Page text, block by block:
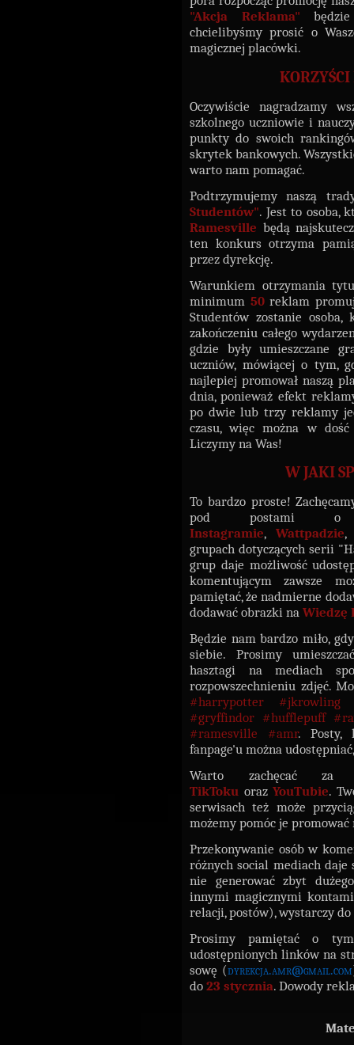
"Akcja Reklama"
chcielibyśmy prosić o
magicznej placówki.
Oczywiście nagradzamy
szkolnego uczniowie i
punkty do swoich
skrytek bankowych.
warto nam pomagać.
Podtrzymujemy naszą
Studentów". Jest to osoba,
Ramesville będą
ten konkurs otrzyma
przez dyrekcję.
Warunkiem otrzymania
minimum 50reklam
Studentów zostanie osoba,
zakończeniu całego
gdzie były umieszczane
uczniów, mówiącej o tym,
najlepiej promował naszą
dnia, ponieważ efekt
po dwie lub trzy reklamy
czasu, więc można w dość
Liczymy na Was!
W JAKI
To bardzo proste!
pod postami o
Instagramie,Wattpadzie
grupach dotyczących serii
grup daje możliwość
komentującym zawsze
pamiętać, że nadmierne
dodawać obrazki na Wiedzę
Będzie nam bardzo miło,
siebie. Prosimy
hasztagi na mediach
rozpowszechnieniu zdjęć.
#harrypotter #jkrowling
#gryffindor #hufflepuff
#ramesville #amr. Posty,
fanpage'u można
Warto zachęcać za
TikToku orazYouTubie.
serwisach też może
możemy pomóc je promować
Przekonywanie osób w
różnych social mediach
nie generować zbyt
innymi magicznymi
relacji, postów), wystarczy
Prosimy pamiętać o
udostępnionych linków na
sowę (dyrekcja.amr@gmail.com
do 23 stycznia. Dowody